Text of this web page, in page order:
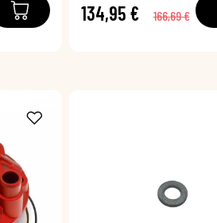
134,95 € 166,69 €